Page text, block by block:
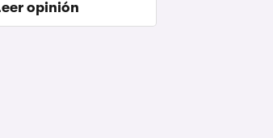
opinión